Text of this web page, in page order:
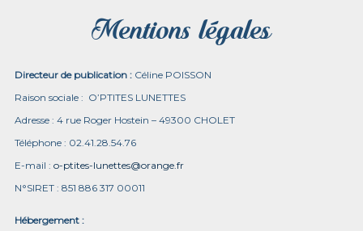
Mentions légales
Directeur de publication : Céline POISSON
Raison sociale : O’PTITES LUNETTES
Adresse : 4 rue Roger Hostein – 49300 CHOLET
Téléphone : 02.41.28.54.76
E-mail : o-ptites-lunettes@orange.fr
N°SIRET : 851 886 317 00011
Hébergement :